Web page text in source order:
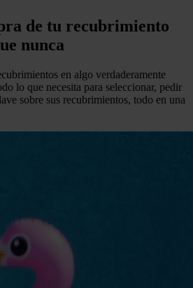
de tu recubrimiento
nunca
en algo verdaderamente
lo que necesita para seleccionar, pedir
sobre sus recubrimientos, todo en una